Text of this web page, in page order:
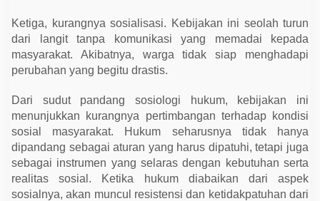
Ketiga, kurangnya sosialisasi. Kebijakan ini seolah turun
dari langit tanpa komunikasi yang memadai kepada
masyarakat. Akibatnya, warga tidak siap menghadapi
perubahan yang begitu drastis.
Dari sudut pandang sosiologi hukum, kebijakan ini
menunjukkan kurangnya pertimbangan terhadap kondisi
sosial masyarakat. Hukum seharusnya tidak hanya
dipandang sebagai aturan yang harus dipatuhi, tetapi juga
sebagai instrumen yang selaras dengan kebutuhan serta
realitas sosial. Ketika hukum diabaikan dari aspek
sosialnya, akan muncul resistensi dan ketidakpatuhan dari